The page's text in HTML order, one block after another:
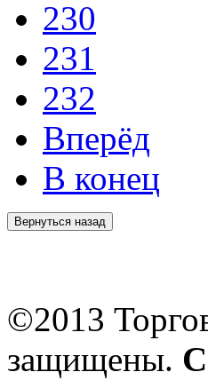
230
231
232
Вперёд
В конец
©2013
защищены.